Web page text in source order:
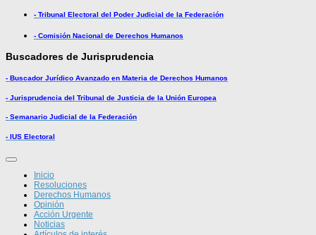
- Tribunal Electoral del Poder Judicial de la Federación
- Comisión Nacional de Derechos Humanos
Buscadores de Jurisprudencia
- Buscador Jurídico Avanzado en Materia de Derechos Humanos
- Jurisprudencia del Tribunal de Justicia de la Unión Europea
- Semanario Judicial de la Federación
- IUS Electoral
Inicio
Resoluciones
Derechos Humanos
Opinión
Acción Urgente
Noticias